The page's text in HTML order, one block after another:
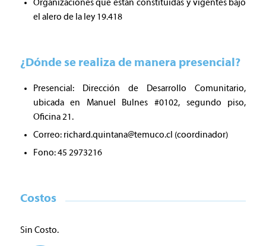
Organizaciones que están constituidas y vigentes bajo
el alero de la ley 19.418
¿Dónde se realiza de manera presencial?
Presencial: Dirección de Desarrollo Comunitario,
ubicada en Manuel Bulnes #0102, segundo piso,
Oficina 21.
Correo: richard.quintana@temuco.cl (coordinador)
Fono: 45 2973216
Costos
Sin Costo.